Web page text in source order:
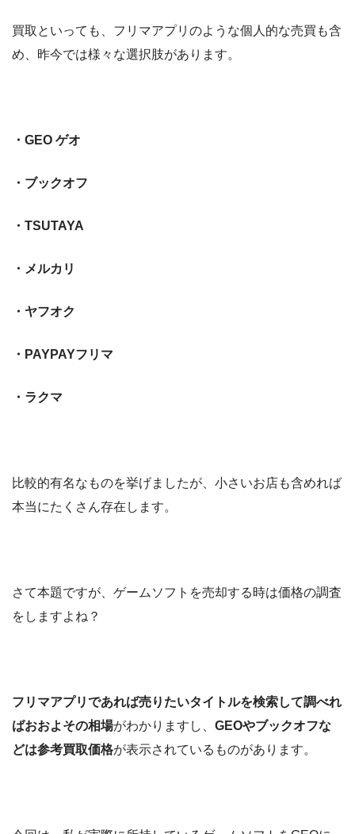
買取といっても、フリマアプリのような個人的な売買も含
め、昨今では様々な選択肢があります。
・GEO ゲオ
・ブックオフ
・TSUTAYA
・メルカリ
・ヤフオク
・PAYPAYフリマ
・ラクマ
比較的有名なものを挙げましたが、小さいお店も含めれば
本当にたくさん存在します。
さて本題ですが、ゲームソフトを売却する時は価格の調査
をしますよね？
フリマアプリであれば売りたいタイトルを検索して調べれ
ばおおよその相場がわかりますし、 GEOやブックオフな
どは参考買取価格が表示されているものがあります。